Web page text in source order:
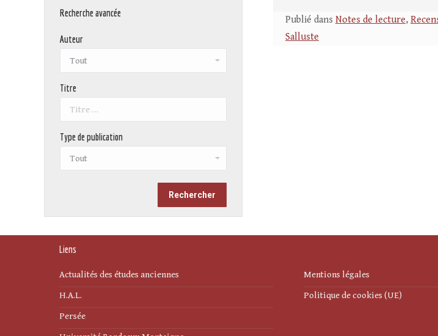
Publié dans Notes de lecture,
Salluste
Recherche avancée
Auteur
Titre
Type de publication
Liens
Actualités des études anciennes
H.A.L.
Persée
Mentions légales
Politique de cookies (UE)